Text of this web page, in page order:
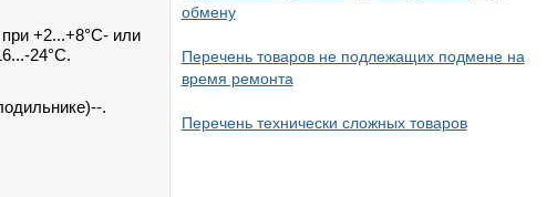
+2...+8°C- или
24°C.
.
обмену
Перечень товаров не подлежащих подмене на
время ремонта
Перечень технически сложных товаров